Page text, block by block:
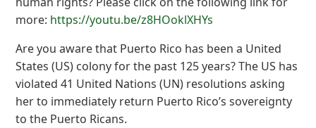
more: https://youtu.be/z8HOoklXHYs
Are you aware that Puerto Rico has been a United
States (US) colony for the past 125 years? The US has
violated 41 United Nations (UN) resolutions asking
her to immediately return Puerto Rico’s sovereignty
to the Puerto Ricans.